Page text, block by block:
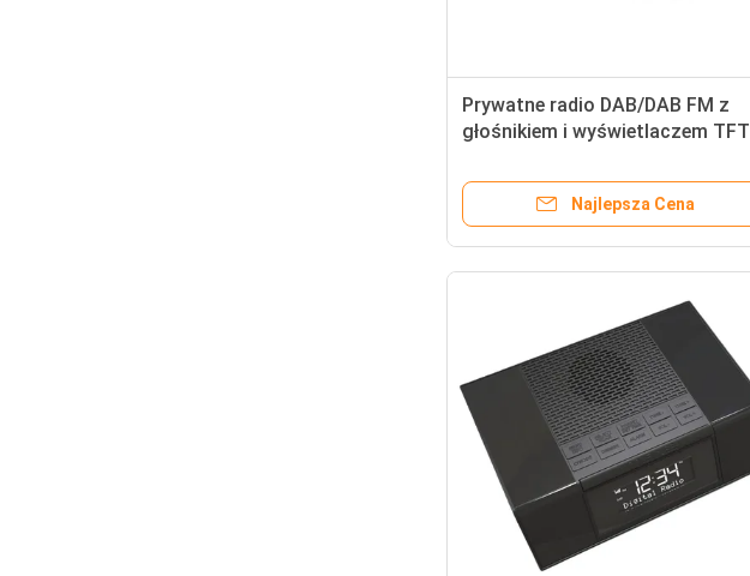
Prywatne radio DAB/DAB FM z
głośnikiem i wyświetlaczem TFT
Najlepsza Cena